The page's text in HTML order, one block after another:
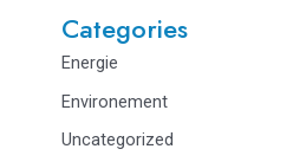
Categories
Energie
Environement
Uncategorized